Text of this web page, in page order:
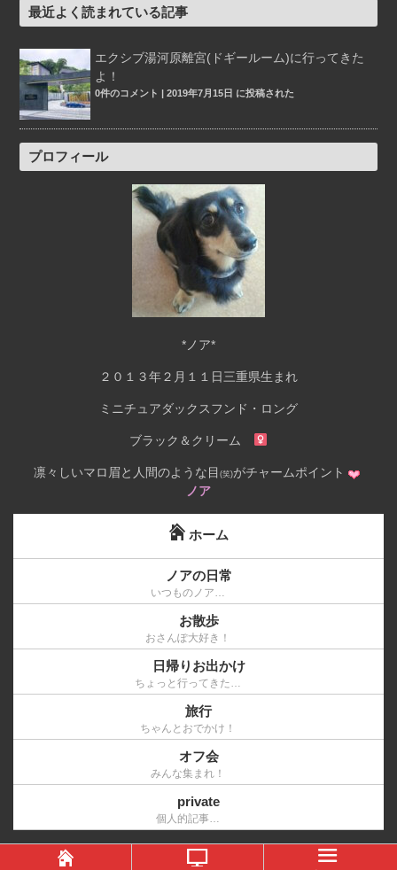
最近よく読まれている記事
エクシブ湯河原離宮(ドギールーム)に行ってきた
よ！
0件のコメント |2019年7月15日 に投稿された
プロフィール
*ノア*
２０１３年２月１１日三重県生まれ
ミニチュアダックスフンド・ロング
ブラック＆クリーム
凛々しいマロ眉と人間のような目 (笑)がチャームポイント
ノア
ホーム
ノアの日常
いつものノア…
お散歩
おさんぽ大好き！
日帰りお出かけ
ちょっと行ってきた…
旅行
ちゃんとおでかけ！
オフ会
みんな集まれ！
private
個人的記事…